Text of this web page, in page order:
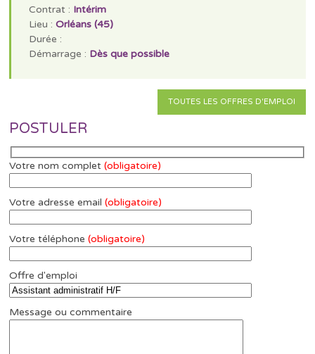
Contrat : Intérim
Lieu :Orléans (45)
Durée :
Démarrage : Dès que possible
TOUTES LES OFFRES D'EMPLOI
POSTULER
Votre nom complet(obligatoire)
Votre adresse email(obligatoire)
Votre téléphone(obligatoire)
Offre d'emploi
Message ou commentaire